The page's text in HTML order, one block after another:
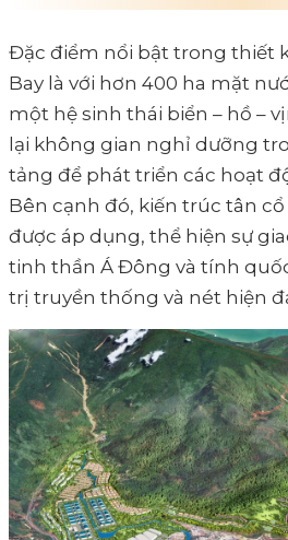
Đặc điểm nổi bật trong thiết
Bay là với hơn 400 ha mặt
một hệ sinh thái biển – hồ –
lại không gian nghỉ dưỡng
tảng để phát triển các hoạt
Bên cạnh đó, kiến trúc tân
được áp dụng, thể hiện sự
tinh thần Á Đông và tính
trị truyền thống và nét hiện